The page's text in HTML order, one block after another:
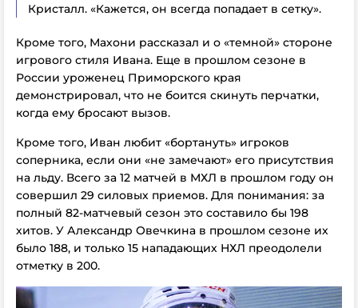
Кристалл. «Кажется, он всегда попадает в сетку».
Кроме того, Махони рассказал и о «темной» стороне
игрового стиля Ивана. Еще в прошлом сезоне в
России уроженец Приморского края
демонстрировал, что не боится скинуть перчатки,
когда ему бросают вызов.
Кроме того, Иван любит «бортануть» игроков
соперника, если они «не замечают» его присутствия
на льду. Всего за 12 матчей в МХЛ в прошлом году он
совершил 29 силовых приемов. Для понимания: за
полный 82-матчевый сезон это составило бы 198
хитов. У Александр Овечкина в прошлом сезоне их
было 188, и только 15 нападающих НХЛ преодолели
отметку в 200.